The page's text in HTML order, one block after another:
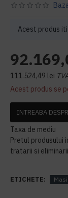
Acest produs
111.524,49 lei
Acest produs se
INTREABA
Taxa de mediu
Pretul produsului
tratarii si eliminarii
ETICHETE: